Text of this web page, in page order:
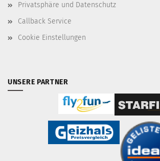
Privatsphäre und Datenschutz
Callback Service
Cookie Einstellungen
UNSERE PARTNER